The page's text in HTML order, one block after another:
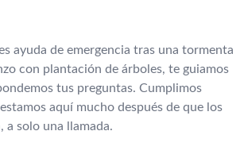
ayuda de emergencia tras una tormenta
con plantación de árboles, te guiamos
tus preguntas. Cumplimos
aquí mucho después de que los
a solo una llamada.